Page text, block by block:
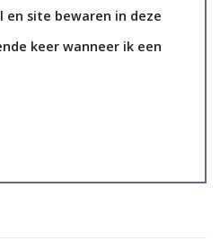
en site bewaren in deze
keer wanneer ik een